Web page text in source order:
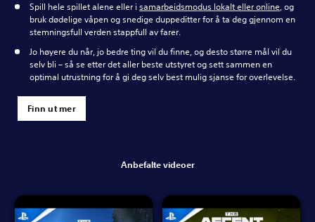
Spill hele spillet alene eller i samarbeidsmodus lokalt eller online, og
bruk dødelige våpen og snedige duppeditter for å ta deg gjennom en
stemningsfull verden stappfull av farer.
Jo høyere du når, jo bedre ting vil du finne, og desto større mål vil du
selv bli – så se etter det aller beste utstyret og sett sammen en
optimal utrustning for å gi deg selv best mulig sjanse for overlevelse.
Finn ut mer
Anbefalte videoer